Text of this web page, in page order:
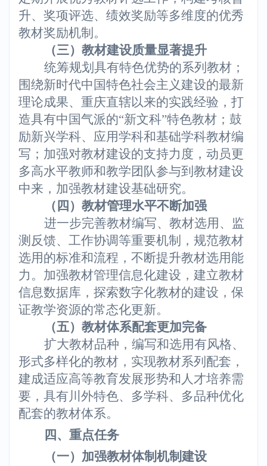
升、奖项评选、绩效奖励等多维度的优秀
教材奖励机制。
（三）教材建设质量显著提升
统筹规划具有特色优势的系列教材；
围绕新时代中国特色社会主义建设的最新
理论成果、重庆直辖以来的实践经验，打
造具有中国气派的“新文科”特色教材；鼓
励新兴学科、应用学科和基础学科教材编
写；加强对教材建设的支持力度，动员更
多高水平教师和教学团队参与到教材建设
中来，加强教材建设基础研究。
（四）教材管理水平不断加强
进一步完善教材编写、教材选用、监
测反馈、工作协调等重要机制，规范教材
选用的标准和流程，不断提升教材选用能
力。加强教材管理信息化建设，建立教材
信息数据库，探索数字化教材的建设，保
证教学资源的常态化更新。
（五）教材体系配套更加完备
扩大教材品种，编写和选用有风格、
形式多样化的教材，实现教材系列配套，
建成适应高等教育发展形势和人才培养需
要，具有川外特色、多学科、多品种优化
配套的教材体系。
四、重点任务
（一）加强教材体制机制建设